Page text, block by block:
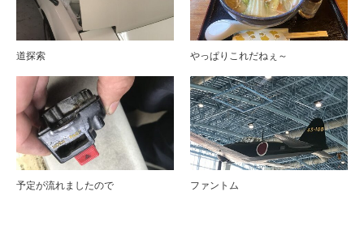
道探索 やっぱりこれだねぇ～
予定が流れましたので ファントム